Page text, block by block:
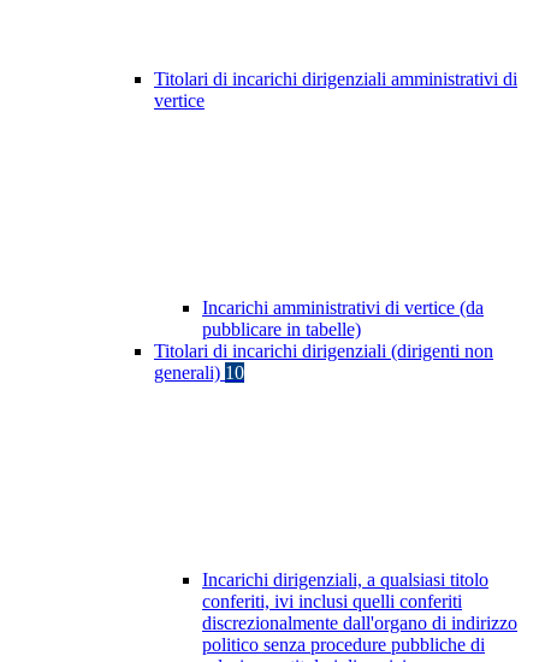
Titolari di incarichi dirigenziali amministrativi di
vertice
Incarichi amministrativi di vertice (da
pubblicare in tabelle)
Titolari di incarichi dirigenziali (dirigenti non
generali) 10
Incarichi dirigenziali, a qualsiasi titolo
conferiti, ivi inclusi quelli conferiti
discrezionalmente dall'organo di indirizzo
politico senza procedure pubbliche di